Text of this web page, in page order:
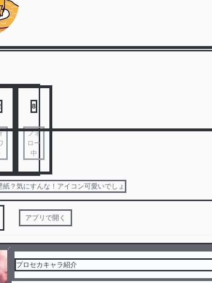
8
フォ
ロー
中
紙？気にすんな！アイコン可愛いでしょ
アプリで開く
プロセカキャラ紹介